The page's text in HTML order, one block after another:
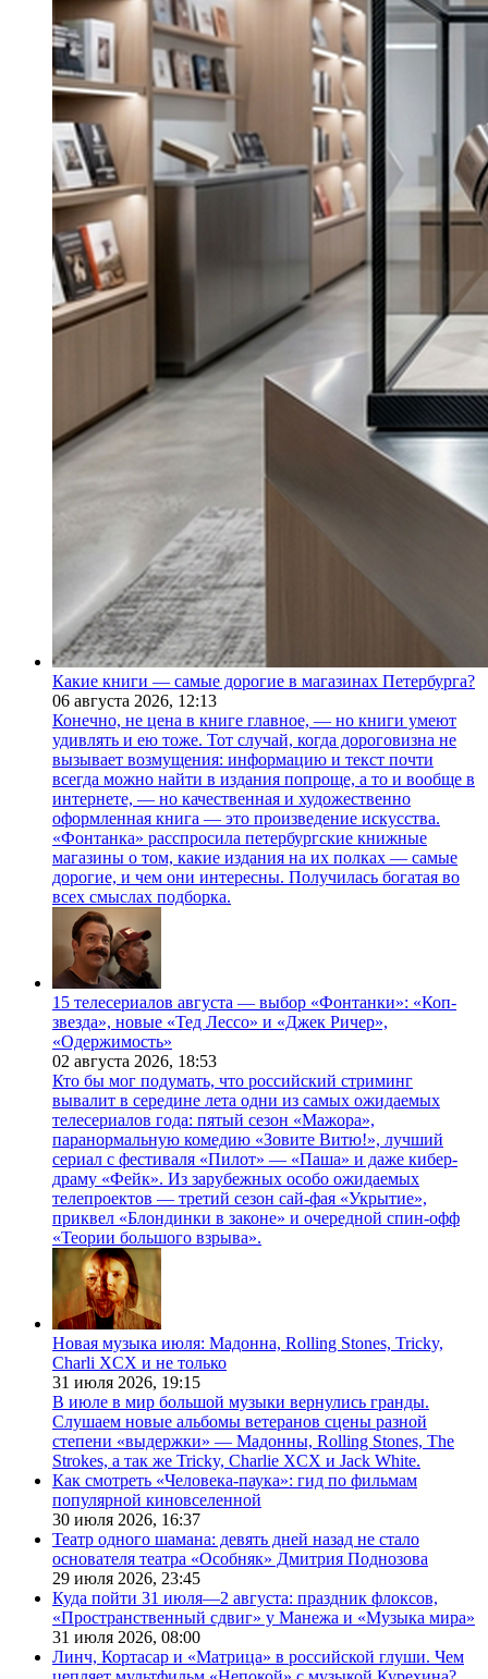
Какие книги — самые дорогие в магазинах Петербурга?
06 августа 2026, 12:13
Конечно, не цена в книге главное, — но книги умеют
удивлять и ею тоже. Тот случай, когда дороговизна не
вызывает возмущения: информацию и текст почти
всегда можно найти в издания попроще, а то и вообще в
интернете, — но качественная и художественно
оформленная книга — это произведение искусства.
«Фонтанка» расспросила петербургские книжные
магазины о том, какие издания на их полках — самые
дорогие, и чем они интересны. Получилась богатая во
всех смыслах подборка.
15 телесериалов августа — выбор «Фонтанки»: «Коп-
звезда», новые «Тед Лессо» и «Джек Ричер»,
«Одержимость»
02 августа 2026, 18:53
Кто бы мог подумать, что российский стриминг
вывалит в середине лета одни из самых ожидаемых
телесериалов года: пятый сезон «Мажора»,
паранормальную комедию «Зовите Витю!», лучший
сериал с фестиваля «Пилот» — «Паша» и даже кибер-
драму «Фейк». Из зарубежных особо ожидаемых
телепроектов — третий сезон сай-фая «Укрытие»,
приквел «Блондинки в законе» и очередной спин-офф
«Теории большого взрыва».
Новая музыка июля: Мадонна, Rolling Stones, Tricky,
Charli XCX и не только
31 июля 2026, 19:15
В июле в мир большой музыки вернулись гранды.
Слушаем новые альбомы ветеранов сцены разной
степени «выдержки» — Мадонны, Rolling Stones, The
Strokes, а так же Tricky, Charlie XCX и Jack White.
Как смотреть «Человека-паука»: гид по фильмам
популярной киновселенной
30 июля 2026, 16:37
Театр одного шамана: девять дней назад не стало
основателя театра «Особняк» Дмитрия Поднозова
29 июля 2026, 23:45
Куда пойти 31 июля—2 августа: праздник флоксов,
«Пространственный сдвиг» у Манежа и «Музыка мира»
31 июля 2026, 08:00
Линч, Кортасар и «Матрица» в российской глуши. Чем